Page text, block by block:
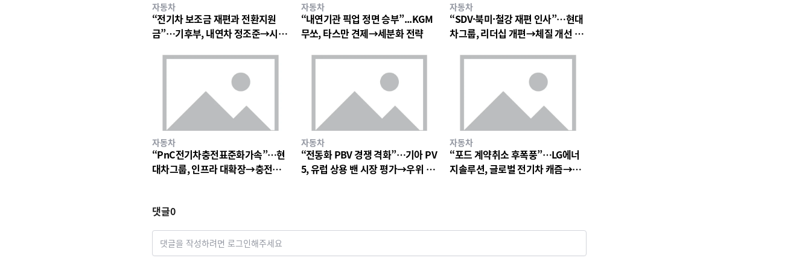
자동차
“전기차 보조금 재편과 전환지원
금”…기후부, 내연차 정조준→시장
자동차
“내연기관 픽업 정면 승부”...KGM
무쏘, 타스만 견제→세분화 전략
자동차
“SDV·북미·철강 재편 인사”…현대
차그룹, 리더십 개편→체질 개선 가
자동차
“PnC전기차충전표준화가속”…현
대차그룹, 인프라 대확장→충전경
자동차
“전동화 PBV 경쟁 격화”…기아 PV
5, 유럽 상용 밴 시장 평가→우위 확
자동차
“포드 계약취소 후폭풍”…LG에너
지솔루션, 글로벌 전기차 캐즘→위
댓글0
댓글을 작성하려면 로그인해주세요